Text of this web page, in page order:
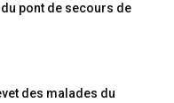
pont de secours de
des malades du